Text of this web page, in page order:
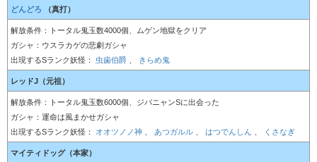
どんどろ （真打）
解放条件：トータル鬼玉数4000個、ムゲン地獄をクリア
ガシャ：ウスラカゲの悲劇ガシャ
出現するSランク妖怪：
虫歯伯爵 きらめ鬼
レッドJ （元祖）
解放条件：トータル鬼玉数6000個、ジバニャンSに出会った
ガシャ：運命は風まかせガシャ
出現するSランク妖怪：
オオツノノ神 あつガルル はつでんしん くさなぎ
マイティドッグ（本家）